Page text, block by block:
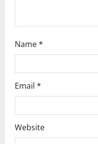
Name*
Email *
Website